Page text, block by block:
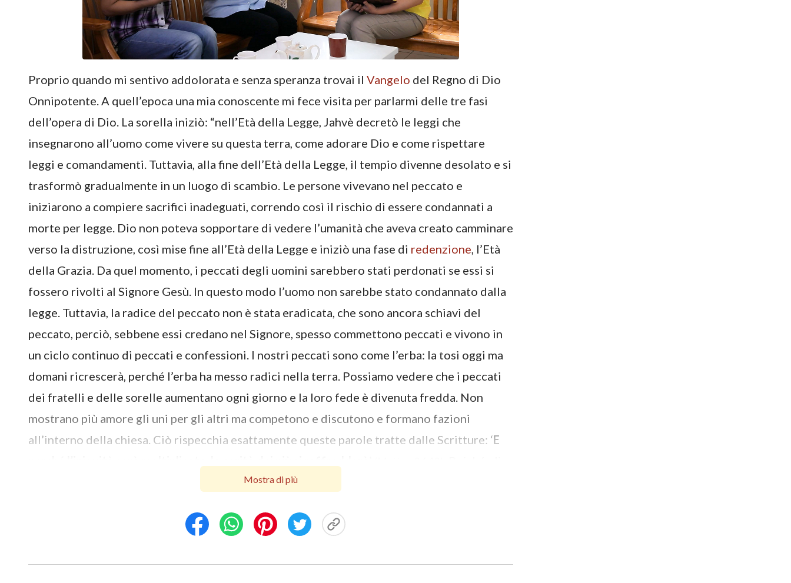
Proprio quando mi sentivo addolorata e senza speranza trovai il Vangelo del Regno di Dio
Onnipotente. A quell’epoca una mia conoscente mi fece visita per parlarmi delle tre fasi
dell’opera di Dio. La sorella iniziò: “nell’Età della Legge, Jahvè decretò le leggi che
insegnarono all’uomo come vivere su questa terra, come adorare Dio e come rispettare
leggi e comandamenti. Tuttavia, alla fine dell’Età della Legge, il tempio divenne desolato e si
trasformò gradualmente in un luogo di scambio. Le persone vivevano nel peccato e
iniziarono a compiere sacrifici inadeguati, correndo così il rischio di essere condannati a
morte per legge. Dio non poteva sopportare di vedere l’umanità che aveva creato camminare
verso la distruzione, così mise fine all’Età della Legge e iniziò una fase di redenzione, l’Età
della Grazia. Da quel momento, i peccati degli uomini sarebbero stati perdonati se essi si
fossero rivolti al Signore Gesù. In questo modo l’uomo non sarebbe stato condannato dalla
legge. Tuttavia, la radice del peccato non è stata eradicata, che sono ancora schiavi del
peccato, perciò, sebbene essi credano nel Signore, spesso commettono peccati e vivono in
un ciclo continuo di peccati e confessioni. I nostri peccati sono come l’erba: la tosi oggi ma
domani ricrescerà, perché l’erba ha messo radici nella terra. Possiamo vedere che i peccati
dei fratelli e delle sorelle aumentano ogni giorno e la loro fede è divenuta fredda. Non
mostrano più amore gli uni per gli altri ma competono e discutono e formano fazioni
all’interno della chiesa. Ciò rispecchia esattamente queste parole tratte dalle Scritture: ‘E
uomini si sono tutti allontanati dagli insegnamenti del Signore e vivono nel peccato, come
A queste parole, non potei fare a meno di rispondere: “Già. Viviamo davvero nel peccato e
Mostra di più